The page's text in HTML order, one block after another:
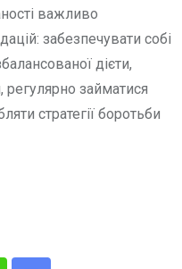
важливо
забезпечувати собі
дієти,
регулярно займатися
стратегії боротьби